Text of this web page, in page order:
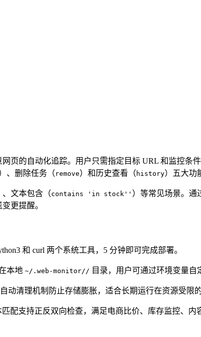
页的自动化追踪。用户只需指定目标 URL 和监控条
、删除任务（remove）和历史查看（ history）五大功
、文本包含（contains 'in stock'' ）等常见场景。通
更提醒。
和 curl 两个系统工具，5 分钟即可完成部署。
本地 ~/.web-monitor// 目录，用户可通过环境变量自
动清理机制防止存储膨胀，适合长期运行在资源受限的
配支持正反双向检查，满足电商比价、库存监控、内